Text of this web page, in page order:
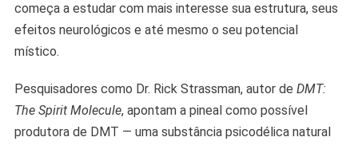
começa a estudar com mais interesse sua estrutura, seus
efeitos neurológicos e até mesmo o seu potencial
místico.
Pesquisadores como Dr. Rick Strassman, autor de DMT:
The Spirit Molecule, apontam a pineal como possível
produtora de DMT — uma substância psicodélica natural